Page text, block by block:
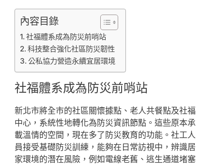
內容目錄
社福體系成為防災前哨站
科技整合強化社區防災韌性
公私協力營造永續宜居環境
社福體系成為防災前哨站
新北市將全市的社區關懷據點、老人共餐點及社福
中心，系統性地轉化為防災資訊節點。這些原本承
載溫情的空間，現在多了防災教育的功能。社工人
員接受基礎防災訓練，能夠在日常訪視中，辨識居
家環境的潛在風險，例如電線老舊、逃生通道堵塞